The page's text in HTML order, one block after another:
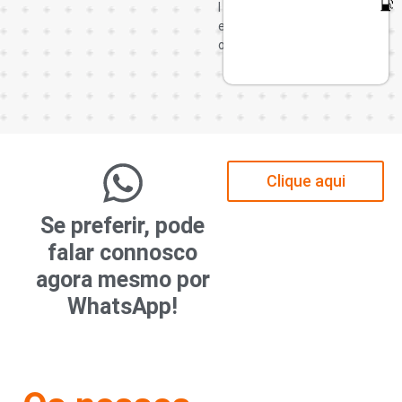
l
e
o
Se preferir, pode
falar connosco
agora mesmo por
WhatsApp!
Clique aqui